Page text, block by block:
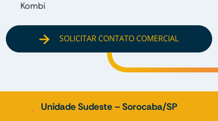
Kombi
SOLICITAR CONTATO COMERCIAL
Unidade Sudeste – Sorocaba/SP